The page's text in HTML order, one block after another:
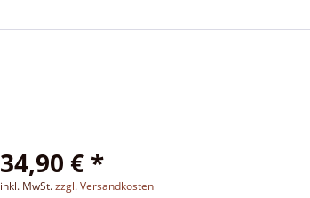
34,90 € *
inkl. MwSt.zzgl. Versandkosten